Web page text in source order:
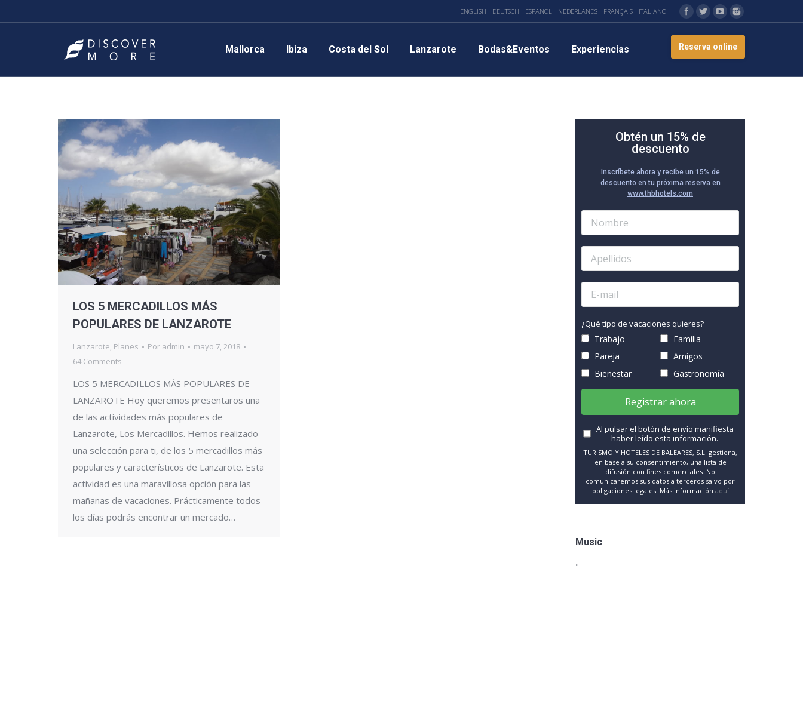
ENGLISH DEUTSCH ESPAÑOL NEDERLANDS FRANÇAIS ITALIANO
Mallorca Ibiza Costa del Sol Lanzarote Bodas&Eventos Experiencias Reserva online
LOS 5 MERCADILLOS MÁS
POPULARES DE LANZAROTE
Lanzarote, Planes Por admin
mayo 7, 2018
64 Comments
LOS 5 MERCADILLOS MÁS POPULARES DE
LANZAROTE Hoy queremos presentaros una
de las actividades más populares de
Lanzarote, Los Mercadillos. Hemos realizado
una selección para ti, de los 5 mercadillos más
populares y característicos de Lanzarote. Esta
actividad es una maravillosa opción para las
mañanas de vacaciones. Prácticamente todos
los días podrás encontrar un mercado…
Obtén un 15% de
descuento
Inscríbete ahora y recibe un 15% de
descuento en tu próxima reserva en
www.thbhotels.com
¿Qué tipo de vacaciones quieres?
Trabajo
Familia
Pareja
Amigos
Bienestar
Gastronomía
Registrar ahora
Al pulsar el botón de envío manifiesta
haber leído esta información.
TURISMO Y HOTELES DE BALEARES, S.L. gestiona,
en base a su consentimiento, una lista de
difusión con fines comerciales. No
comunicaremos sus datos a terceros salvo por
obligaciones legales. Más información aquí
Music
"